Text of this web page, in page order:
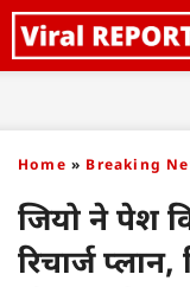
Skip
to
Home » Breaking
जियो ने पेश
रिचार्ज